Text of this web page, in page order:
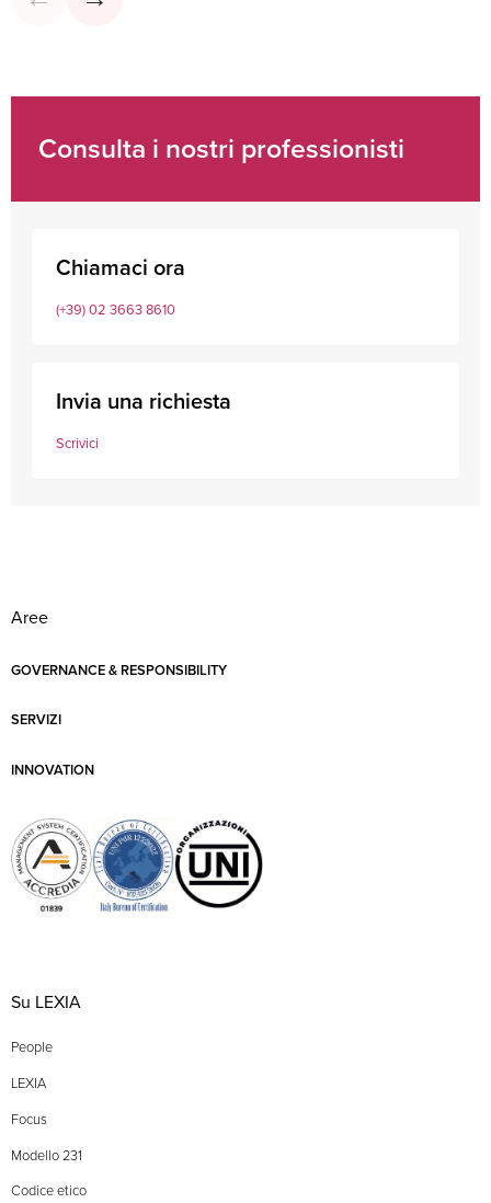
Consulta i nostri professionisti
Chiamaci ora
(+39) 02 3663 8610
Invia una richiesta
Scrivici
Aree
GOVERNANCE & RESPONSIBILITY
SERVIZI
INNOVATION
Su LEXIA
People
LEXIA
Focus
Modello 231
Codice etico